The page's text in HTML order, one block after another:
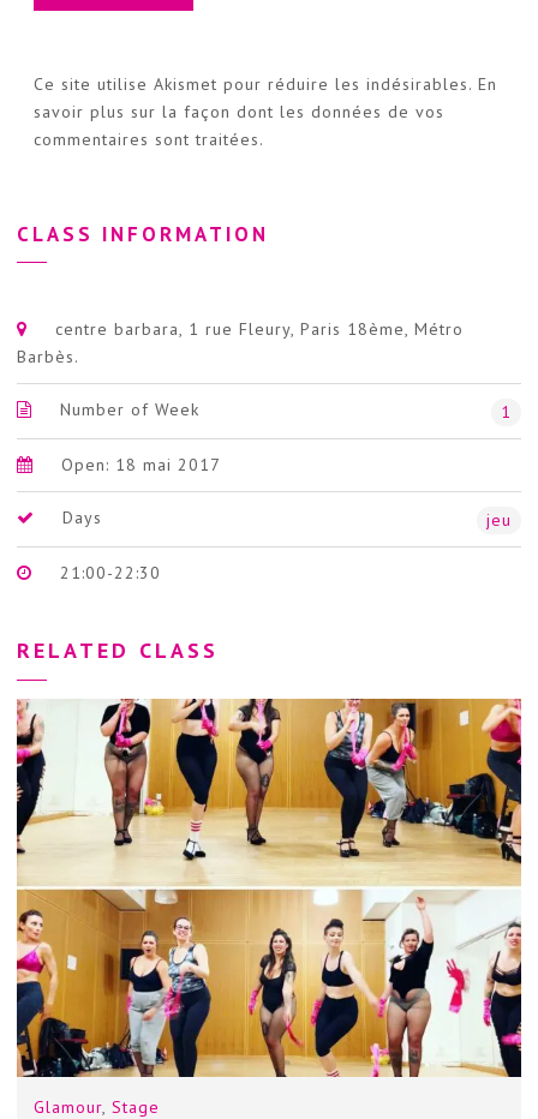
Ce site utilise Akismet pour réduire les indésirables. En
savoir plus sur la façon dont les données de vos
commentaires sont traitées.
CLASS INFORMATION
centre barbara, 1 rue Fleury, Paris 18ème, Métro
Barbès.
Number of Week 1
Open: 18 mai 2017
Days jeu
21:00-22:30
RELATED CLASS
Glamour, Stage